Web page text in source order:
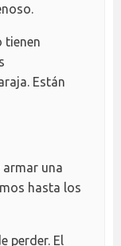
tienen
Están
armar una
hasta los
perder. El